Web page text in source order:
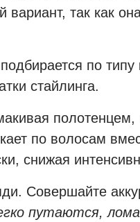
так как она
по
стайлинга.
полотенцем,
по волосам
снижая
Совершайте
путаются,